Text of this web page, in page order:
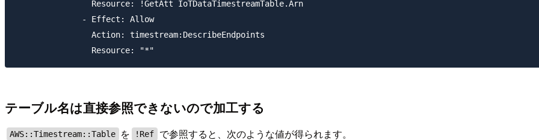
                Resource: !GetAtt IoTDataTimestreamTable.Arn
              - Effect: Allow
                Action: timestream:DescribeEndpoints
テーブル名は直接参照できないので加工する
AWS::Timestream::Table を !Ref で参照すると、次のような値が得られます。